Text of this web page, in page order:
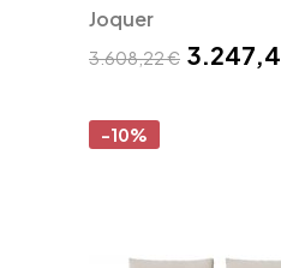
Joquer
3.608,22 €
-10%